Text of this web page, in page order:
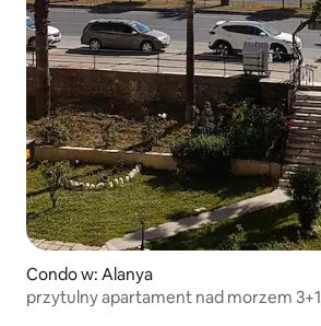
Condo w: Alanya
przytulny apartament nad morzem 3+1